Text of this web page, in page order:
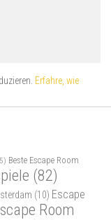
Erfahre, wie
Beste Escape Room
(82)
(10) Escape
Room